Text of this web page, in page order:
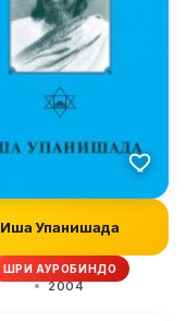
Иша Упанишада
ШРИ АУРОБИНДО
2004